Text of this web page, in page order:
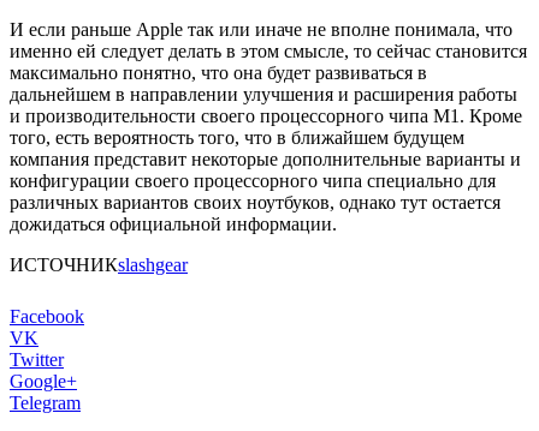
И если раньше Apple так или иначе не вполне понимала, что
именно ей следует делать в этом смысле, то сейчас становится
максимально понятно, что она будет развиваться в
дальнейшем в направлении улучшения и расширения работы
и производительности своего процессорного чипа M1. Кроме
того, есть вероятность того, что в ближайшем будущем
компания представит некоторые дополнительные варианты и
конфигурации своего процессорного чипа специально для
различных вариантов своих ноутбуков, однако тут остается
дожидаться официальной информации.
ИСТОЧНИКslashgear
Facebook
VK
Twitter
Google+
Telegram